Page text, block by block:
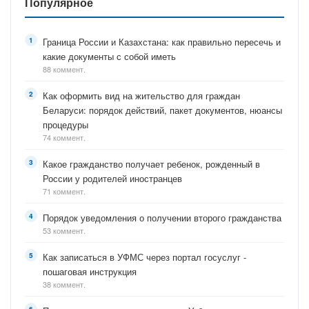
Граница России и Казахстана: как правильно пересечь и
какие документы с собой иметь
88 коммент.
Как оформить вид на жительство для граждан
Беларуси: порядок действий, пакет документов, нюансы
процедуры
74 коммент.
Какое гражданство получает ребенок, рожденный в
России у родителей иностранцев
71 коммент.
Порядок уведомления о получении второго гражданства
53 коммент.
Как записаться в УФМС через портал госуслуг -
пошаговая инструкция
38 коммент.